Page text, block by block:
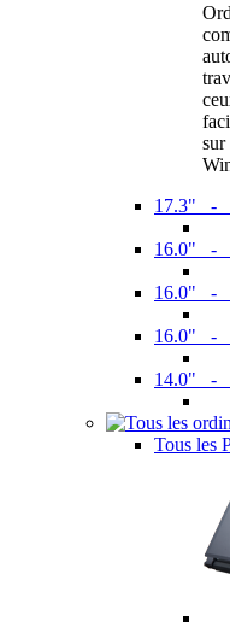
sur
17.3" -
16.0" -
16.0" -
16.0" -
14.0" -
Tous les